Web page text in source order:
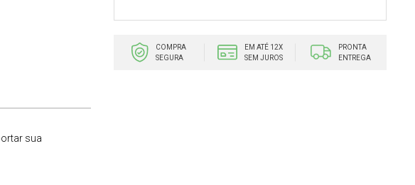
COMPRA
SEGURA
EM ATÉ 12X
SEM JUROS
PRONTA
ENTREGA
sua